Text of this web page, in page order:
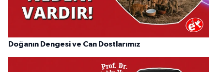
Doğanın Dengesi ve Can Dostlarımız